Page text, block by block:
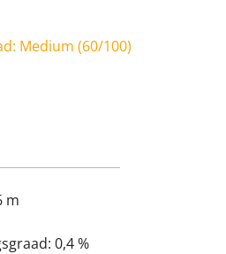
Medium (60/100)
m
0,4 %